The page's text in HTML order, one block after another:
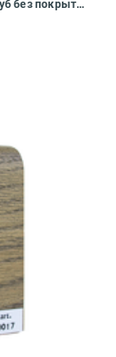
Плинтус Finitura Dekor Шпонированный Дуб без покрытия (под тонировку) фигурный 2400x120x15